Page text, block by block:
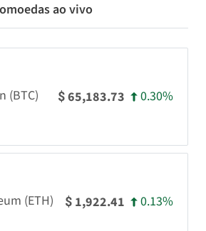
ao vivo
(BTC) $65,183.73 0.30%
(ETH) $ 1,922.41 0.13%